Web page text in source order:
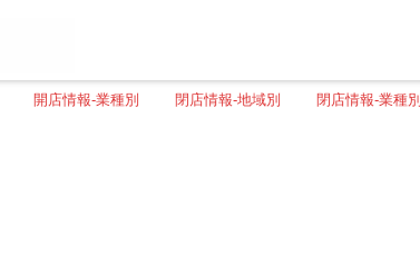
開店情報-業種別 閉店情報-地域別 閉店情報-業種別